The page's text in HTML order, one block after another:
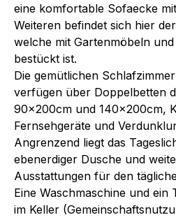
eine komfortable Sofaecke
Weiteren befindet sich hier
welche mit Gartenmöbeln
bestückt ist.
Die gemütlichen
verfügen über Doppelbetten
90x200cm und 140x200cm,
Fernsehgeräte und
Angrenzend liegt das
ebenerdiger Dusche und
Ausstattungen für den
Eine Waschmaschine und
im Keller